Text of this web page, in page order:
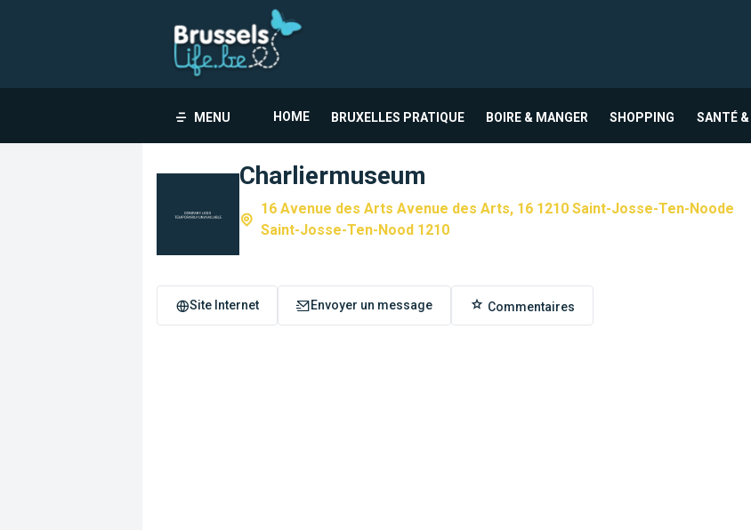
MENU HOME BRUXELLES PRATIQUE BOIRE & MANGER SHOPPING SANTÉ
Charliermuseum
16 Avenue des Arts Avenue des Arts, 16 1210 Saint-Josse-Ten-Noode
Saint-Josse-Ten-Nood 1210
Site Internet Envoyer un message Commentaires